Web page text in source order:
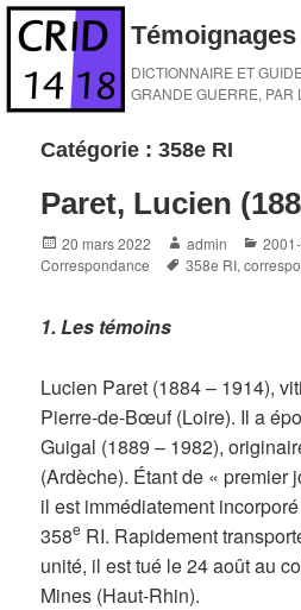
Skip
content
Témoignages
DICTIONNAIRE ET
GRANDE GUERRE, PAR
Catégorie :358e RI
Paret, Lucien
Posted
on
20 mars 2022 Author
admin
Correspondance
Tags
358e RI,
1. Les témoins
Lucien Paret (1884 – 1914),
Pierre-de-Bœuf (Loire). Il a
Guigal (1889 – 1982),
(Ardèche). Étant de « premier
il est immédiatement
358e RI. Rapidement
unité, il est tué le 24 août au
Mines (Haut-Rhin).